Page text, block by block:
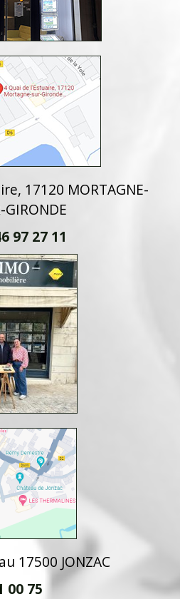
17120 MORTAGNE-
GIRONDE
97 27 11
17500 JONZAC
00 75